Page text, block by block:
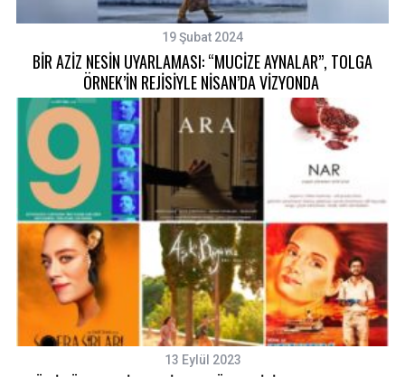
19 Şubat 2024
BİR AZİZ NESİN UYARLAMASI: “MUCİZE AYNALAR”, TOLGA
ÖRNEK’İN REJİSİYLE NİSAN’DA VİZYONDA
13 Eylül 2023